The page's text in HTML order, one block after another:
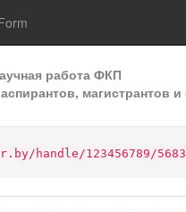
работа ФКП
магистрантов и
handle/123456789/